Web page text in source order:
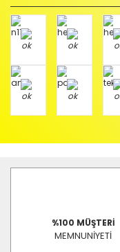
%100 MÜŞTERİ
MEMNUNİYETİ